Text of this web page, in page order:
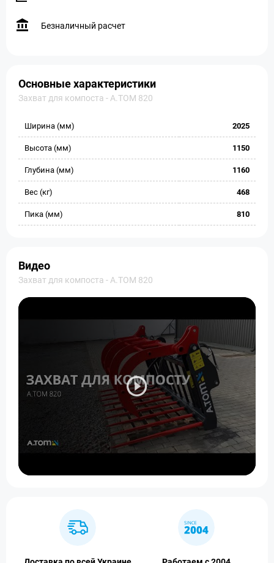
Безналичный расчет
Основные характеристики
Захват для компоста - A.TOM 820
Ширина (мм) 2025
Высота (мм) 1150
Глубина (мм) 1160
Вес (кг) 468
Пика (мм) 810
Видео
Захват для компоста - A.TOM 820